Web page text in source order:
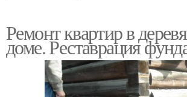
Ремонт квартир в
доме. Реставрация